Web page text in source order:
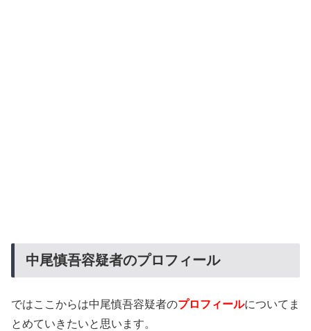
中尾慎吾容疑者のプロフィール
ではここからは中尾慎吾容疑者のプロフィールについてま
とめていきたいと思います。